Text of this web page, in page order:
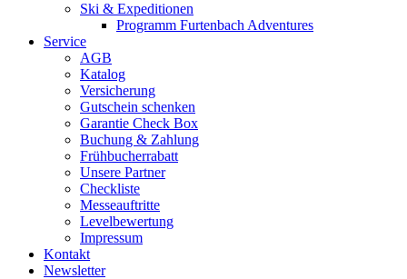
Ski & Expeditionen
Programm Furtenbach Adventures
Service
AGB
Katalog
Versicherung
Gutschein schenken
Garantie Check Box
Buchung & Zahlung
Frühbucherrabatt
Unsere Partner
Checkliste
Messeauftritte
Levelbewertung
Impressum
Kontakt
Newsletter